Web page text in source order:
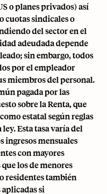
o planes privados) así
cuotas sindicales o
del sector en el
adeudada depende
sin embargo, todos
por el empleador
miembros del personal.
pagada por las
sobre la Renta, que
estatal según reglas
Esta tasa varía del
ingresos mensuales
con mayores
los de menores
residentes también
si